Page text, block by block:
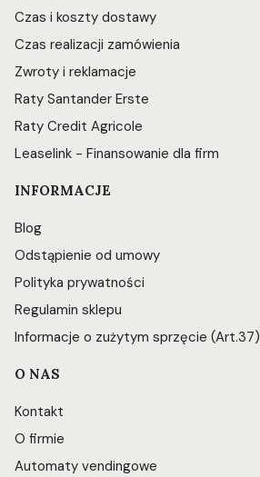
Czas i koszty dostawy
Czas realizacji zamówienia
Zwroty i reklamacje
Raty Santander Erste
Raty Credit Agricole
Leaselink - Finansowanie dla firm
INFORMACJE
Blog
Odstąpienie od umowy
Polityka prywatności
Regulamin sklepu
Informacje o zużytym sprzęcie (Art.37)
O NAS
Kontakt
O firmie
Automaty vendingowe